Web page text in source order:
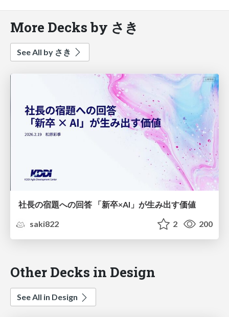
More Decks by さき
See All by さき
社長の宿題への回答 「新卒×AI」が生み出す価値
saki822
2 200
Other Decks in Design
See All in Design